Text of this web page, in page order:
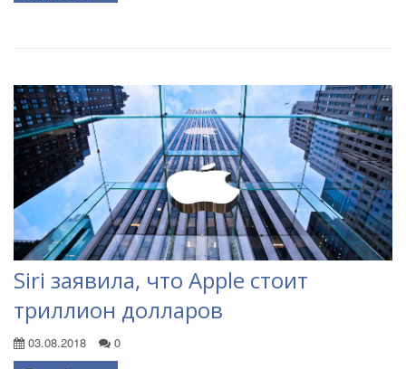
Siri заявила, что Apple стоит
триллион долларов
03.08.2018 0